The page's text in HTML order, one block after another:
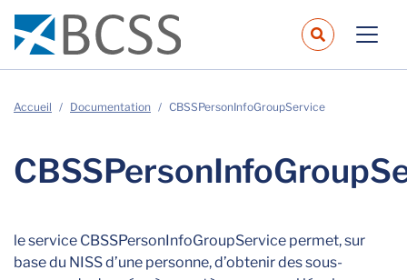
Accueil Documentation CBSSPersonInfoGroupService
le service CBSSPersonInfoGroupService permet, sur
base du NISS d’une personne, d’obtenir des sous-